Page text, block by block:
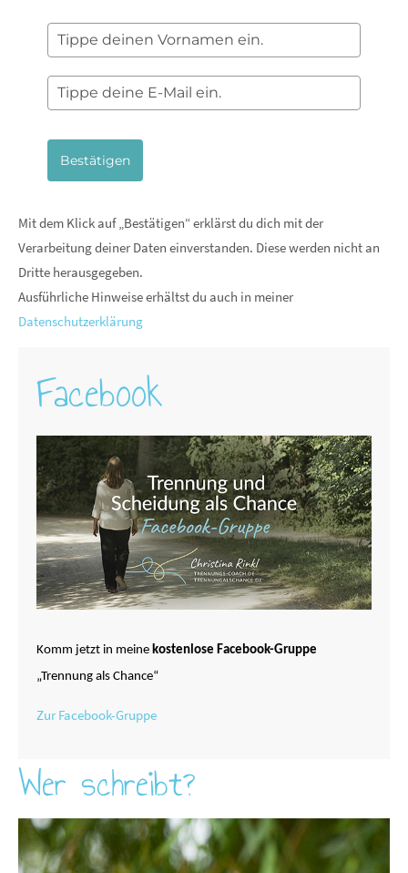
Bestätigen
Mit dem Klick auf „Bestätigen“ erklärst du dich mit der
Verarbeitung deiner Daten einverstanden. Diese werden nicht an
Dritte herausgegeben.
Ausführliche Hinweise erhältst du auch in meiner
Datenschutzerklärung
Facebook
Komm jetzt in meine kostenlose Facebook-Gruppe
„Trennung als Chance“
Zur Facebook-Gruppe
Wer schreibt?